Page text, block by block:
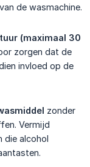
de wasmachine.
(maximaal 30
zorgen dat de
invloed op de
zonder
Vermijd
die alcohol